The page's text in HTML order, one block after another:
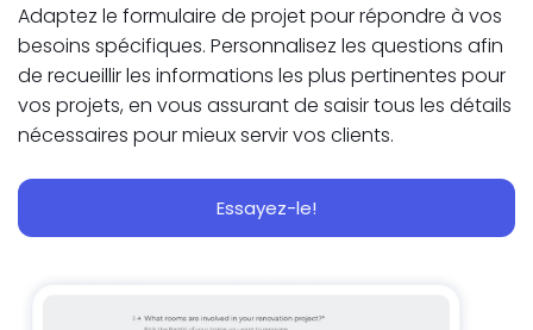
Adaptez le formulaire de projet pour répondre à vos
besoins spécifiques. Personnalisez les questions afin
de recueillir les informations les plus pertinentes pour
vos projets, en vous assurant de saisir tous les détails
nécessaires pour mieux servir vos clients.
Essayez-le!